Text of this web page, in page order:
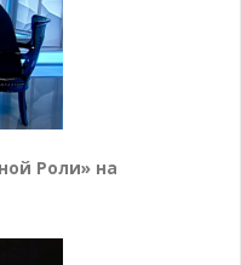
Роли» на